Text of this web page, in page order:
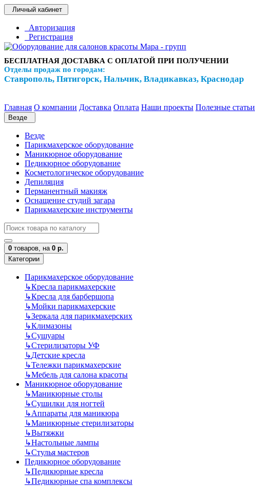
Личный кабинет
Авторизация
Регистрация
БЕСПЛАТНАЯ ДОСТАВКА С ОПЛАТОЙ ПРИ ПОЛУЧЕНИИ
Отделы продаж по городам:
Ставрополь, Пятигорск, Нальчик, Владикавказ, Краснодар
Главная О компании Доставка Оплата Наши проекты Полезные статьи
Везде
Везде
Парикмахерское оборудование
Маникюрное оборудование
Педикюрное оборудование
Косметологическое оборудование
Депиляция
Перманентный макияж
Оснащение студий загара
Парикмахерские инструменты
0 товаров, на 0 р.
Категории
Парикмахерское оборудование
↳Кресла парикмахерские
↳Кресла для барбершопа
↳Мойки парикмахерские
↳Зеркала для парикмахерских
↳Климазоны
↳Сушуары
↳Стерилизаторы УФ
↳Детские кресла
↳Тележки парикмахерские
↳Мебель для салона красоты
Маникюрное оборудование
↳Маникюрные столы
↳Сушилки для ногтей
↳Аппараты для маникюра
↳Маникюрные стерилизаторы
↳Вытяжки
↳Настольные лампы
↳Стулья мастеров
Педикюрное оборудование
↳Педикюрные кресла
↳Педикюрные спа комплексы